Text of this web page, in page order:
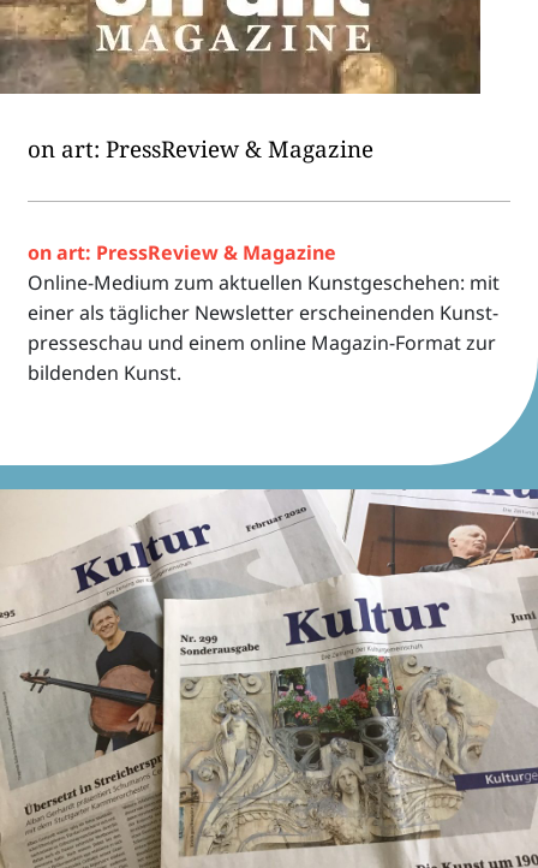
on art: Press­Re­view & Magazine
on art: Press­Re­view & Maga­zine
Online-Medium zum aktu­el­len Kunst­ge­sche­hen: mit
einer als tägli­cher News­let­ter erschei­nen­den Kunst­
pres­se­schau und einem online Maga­zin-Format zur
bilden­den Kunst.